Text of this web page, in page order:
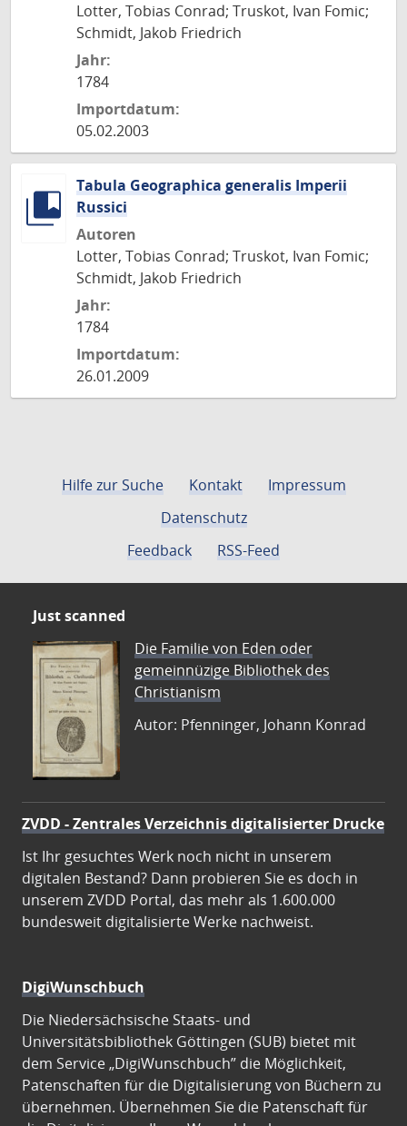
Lotter, Tobias Conrad; Truskot, Ivan Fomic;
Schmidt, Jakob Friedrich
Jahr:
1784
Importdatum:
05.02.2003
Tabula Geographica generalis Imperii
Russici
Autoren
Lotter, Tobias Conrad; Truskot, Ivan Fomic;
Schmidt, Jakob Friedrich
Jahr:
1784
Importdatum:
26.01.2009
Hilfe zur Suche Kontakt
Impressum
Datenschutz
Feedback
RSS-Feed
Just scanned
Die Familie von Eden oder
gemeinnüzige Bibliothek des
Christianism
Autor: Pfenninger, Johann Konrad
ZVDD - Zentrales Verzeichnis digitalisierter Drucke
Ist Ihr gesuchtes Werk noch nicht in unserem
digitalen Bestand? Dann probieren Sie es doch in
unserem ZVDD Portal, das mehr als 1.600.000
bundesweit digitalisierte Werke nachweist.
DigiWunschbuch
Die Niedersächsische Staats- und
Universitätsbibliothek Göttingen (SUB) bietet mit
dem Service „DigiWunschbuch” die Möglichkeit,
Patenschaften für die Digitalisierung von Büchern zu
übernehmen. Übernehmen Sie die Patenschaft für